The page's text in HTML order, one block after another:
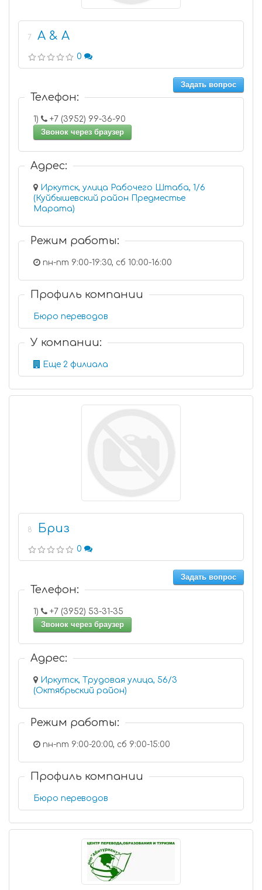
7 A & A
0
Задать вопрос
Телефон:
1)
+7 (3952) 99-36-90
Звонок через браузер
Адрес:
Иркутск, улица Рабочего Штаба, 1/6
(Куйбышевский район Предместье
Марата)
Режим работы:
пн-пт 9:00-19:30, сб 10:00-16:00
Профиль компании
Бюро переводов
У компании:
Еще 2 филиала
8 Бриз
0
Задать вопрос
Телефон:
1)
+7 (3952) 53-31-35
Звонок через браузер
Адрес:
Иркутск, Трудовая улица, 56/3
(Октябрьский район)
Режим работы:
пн-пт 9:00-20:00, сб 9:00-15:00
Профиль компании
Бюро переводов